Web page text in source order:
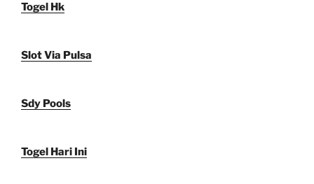
Togel Hk
Slot Via Pulsa
Sdy Pools
Togel Hari Ini